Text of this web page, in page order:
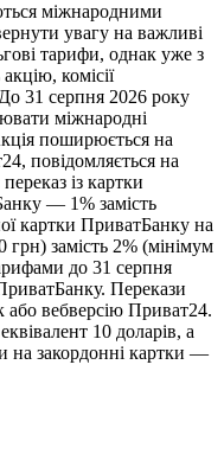
міжнародними
увагу на важливі
тарифи, однак уже з
комісії
31 серпня 2026 року
міжнародні
поширюється на
повідомляється на
із картки
— 1% замість
картки ПриватБанку на
замість 2% (мінімум
до 31 серпня
Перекази
або вебверсію Приват24.
10 доларів, а
на закордонні картки —